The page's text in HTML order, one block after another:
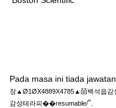
Pada masa ini tiada
장▲Ø1ØX4889X4785▲皕백석읍감
감성테라피��resumable/".